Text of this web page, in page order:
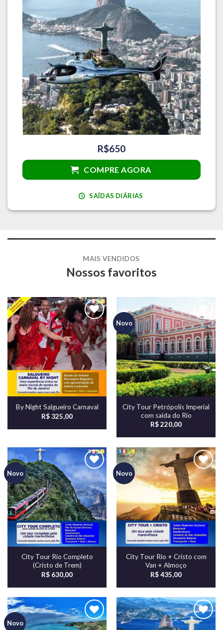
R$650
COMPRE AGORA
SAÍDAS DIÁRIAS
MAIS VENDIDOS
Nossos favoritos
Adicionar
aos meus
desejos
By Night Salgueiro Carnaval
R$325,00
Novo
Adicionar
aos meus
desejos
City Tour Petrópolis Imperial
com saída do Rio
R$220,00
Novo
Adicionar
aos meus
desejos
City Tour Rio Completo
(Cristo de Trem)
R$ 630,00
Novo
Adicionar
aos meus
desejos
City Tour Rio + Cristo com
Van + Almoço
R$435,00
Novo